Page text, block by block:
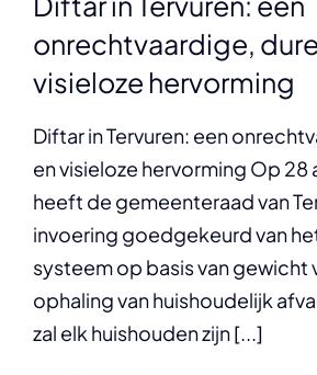
onrechtvaardige,
visieloze hervorming
Diftar in Tervuren: een
en visieloze hervorming Op 28
heeft de gemeenteraad van
invoering goedgekeurd van
systeem op basis van gewicht
ophaling van huishoudelijk
zal elk huishouden zijn [...]